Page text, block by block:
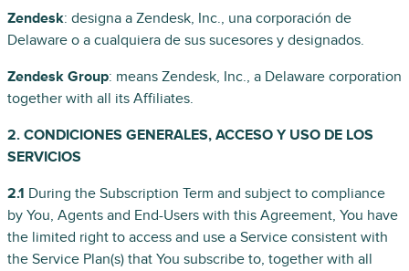
Zendesk: designa a Zendesk, Inc., una corporación de
Delaware o a cualquiera de sus sucesores y designados.
Zendesk Group: means Zendesk, Inc., a Delaware corporation
together with all its Affiliates.
2. CONDICIONES GENERALES, ACCESO Y USO DE LOS
SERVICIOS
2.1 During the Subscription Term and subject to compliance
by You, Agents and End-Users with this Agreement, You have
the limited right to access and use a Service consistent with
the Service Plan(s) that You subscribe to, together with all